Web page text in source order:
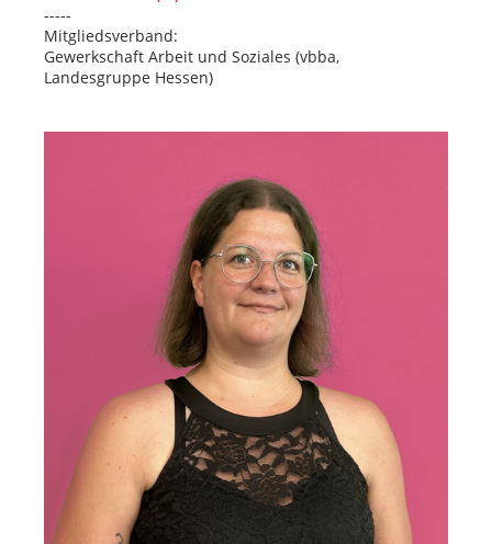
-----
Mitgliedsverband:
Gewerkschaft Arbeit und Soziales (vbba,
Landesgruppe Hessen)